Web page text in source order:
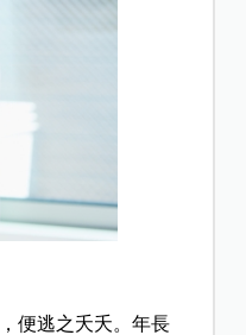
便逃之夭夭。年長